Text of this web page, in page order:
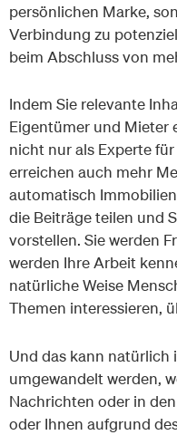
persönlichen Marke,
Verbindung zu
beim Abschluss von
Indem Sie relevante
Eigentümer und Mieter
nicht nur als Experte
erreichen auch mehr
automatisch
die Beiträge teilen und
vorstellen. Sie werden
werden Ihre Arbeit
natürliche Weise
Themen interessieren,
Und das kann natürlich
umgewandelt werden,
Nachrichten oder in
oder Ihnen aufgrund